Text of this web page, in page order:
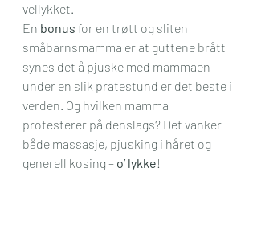
vellykket.
En bonus for en trøtt og sliten
småbarnsmamma er at guttene brått
synes det å pjuske med mammaen
under en slik pratestund er det beste i
verden. Og hvilken mamma
protesterer på denslags? Det vanker
både massasje, pjusking i håret og
generell kosing – o’ lykke!